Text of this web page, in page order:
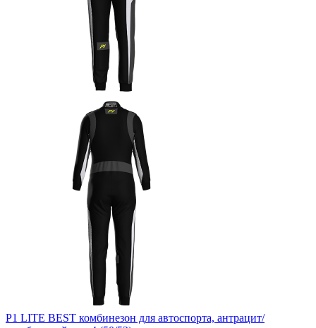
P1 LITE BEST комбинезон для автоспорта, антрацит/